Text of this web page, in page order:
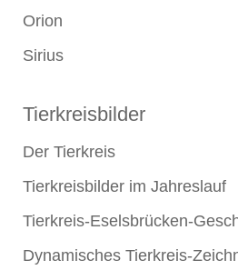
Orion
Sirius
Tierkreisbilder
Der Tierkreis
Tierkreisbilder im Jahreslauf
Tierkreis-Eselsbrücken-
Dynamisches Tierkreis-